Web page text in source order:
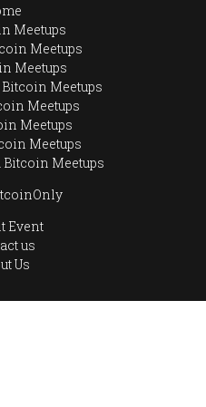
Meetups
Meetups
Meetups
Meetups
Meetups
Meetups
Meetups
Bitcoin Meetups
Event
us
Us